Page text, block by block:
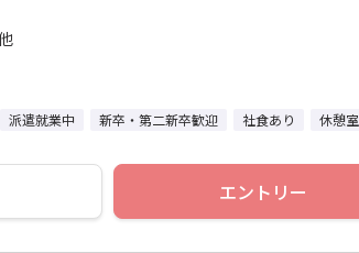
派遣就業中 新卒・第二新卒歓迎 社食あり 休憩
エントリー